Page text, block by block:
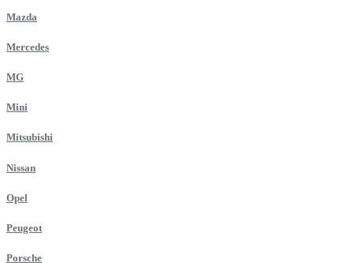
Mazda
Mercedes
MG
Mini
Mitsubishi
Nissan
Opel
Peugeot
Porsche